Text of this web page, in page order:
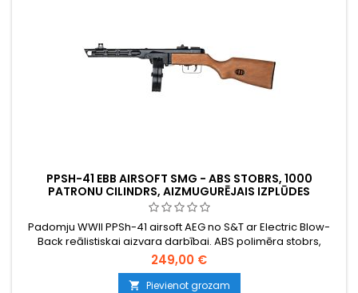
PPSH-41 EBB AIRSOFT SMG - ABS STOBRS, 1000
PATRONU CILINDRS, AIZMUGURĒJAIS IZPLŪDES
TRIECIENS
Padomju WWII PPSh-41 airsoft AEG no S&T ar Electric Blow-
Back reālistiskai aizvara darbībai. ABS polimēra stobrs,
metāla augšdaļa, 1000 patronu tērauda cilindra magazīns,
pusautomāts un pilnpiedziņa. ~300 FPS / 1,4 J. 840 mm, 3780
g.
249,00 €
 Pievienot grozam